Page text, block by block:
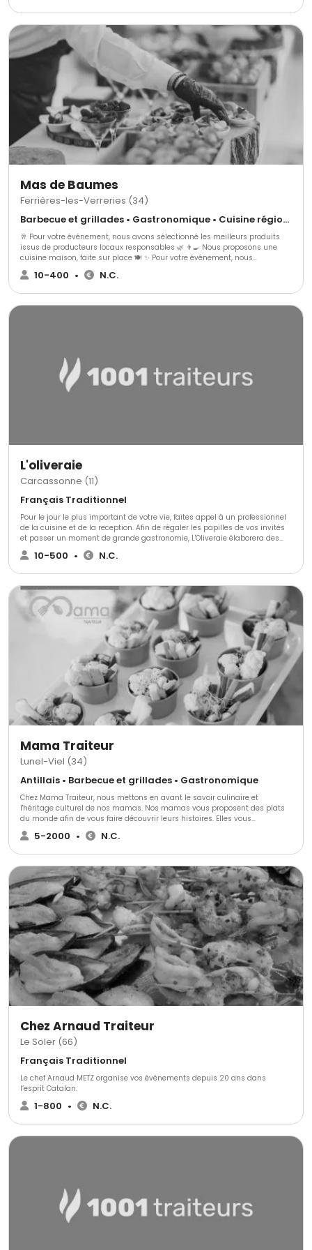
avec une attention particulière à chaque détail, pour faire de votre
réception un moment unique et mémorable.
Mas de Baumes
Ferrières-les-Verreries (34)
Barbecue et grillades • Gastronomique • Cuisine régionale
🥂 Pour votre événement, nous avons sélectionné les meilleurs produits
issus de producteurs locaux responsables 🌿 👨‍🍳 Nous proposons une
cuisine maison, faite sur place 🍽️ ✨ Pour votre événement, nous
proposons : 🍢 3 gammes de cocktails dînatoires 🍽️ 3 gammes de repas
assis ➕ Avec une possibilité d’options supplémentaires pour s’adapter au10-400 • N.C.
L'oliveraie
Carcassonne (11)
Français Traditionnel
Pour le jour le plus important de votre vie, faites appel à un professionnel
de la cuisine et de la reception. Afin de régaler les papilles de vos invités
et passer un moment de grande gastronomie, L'Oliveraie élaborera des
mets de qualité à l'occasion de votre union sacrée.
10-500 • N.C.
Mama Traiteur
Lunel-Viel (34)
Antillais • Barbecue et grillades • Gastronomique
Chez Mama Traiteur, nous mettons en avant le savoir culinaire et
l'héritage culturel de nos mamas. ​Nos mamas vous proposent des plats
du monde afin de vous faire découvrir leurs histoires. Elles vous
promettent de voyager au bout du monde. ​Chaque semaine, de nouveaux
plats sont proposés en pré-commandes sur notre site afin que vous
d'événements. Car oui ! Depuis 2015, elles sont aussi expertes de
l'organisation d'événements pour professionnels.
5-2000 • N.C.
Chez Arnaud Traiteur
Le Soler (66)
Français Traditionnel
Le chef Arnaud METZ organise vos événements depuis 20 ans dans
l’esprit Catalan.
1-800 • N.C.